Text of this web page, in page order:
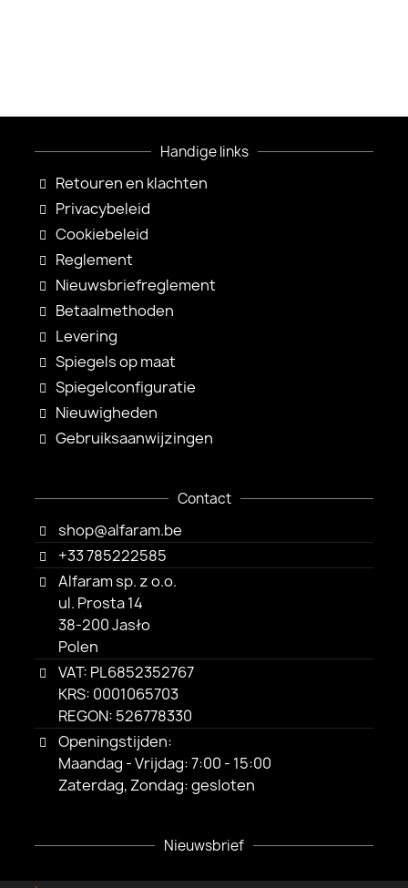
Handige links
Retouren en klachten
Privacybeleid
Cookiebeleid
Reglement
Nieuwsbriefreglement
Betaalmethoden
Levering
Spiegels op maat
Spiegelconfiguratie
Nieuwigheden
Gebruiksaanwijzingen
Contact
shop@alfaram.be
+33 785222585
Alfaram sp. z o.o.
ul. Prosta 14
38-200 Jasło
Polen
VAT: PL6852352767
KRS: 0001065703
REGON: 526778330
Openingstijden:
Maandag - Vrijdag: 7:00 - 15:00
Zaterdag, Zondag: gesloten
Nieuwsbrief